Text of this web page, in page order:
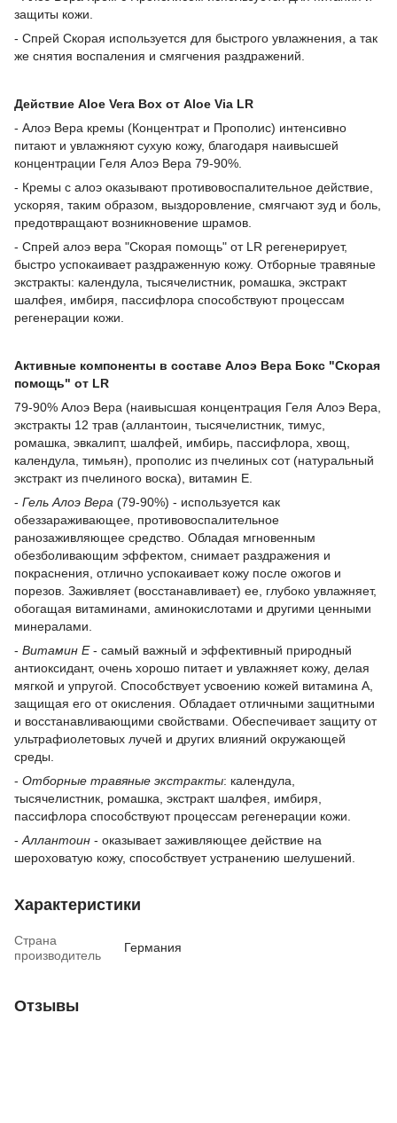
защиты кожи.
- Спрей Скорая используется для быстрого увлажнения, а так
же снятия воспаления и смягчения раздражений.
Действие Aloe Vera Box от Aloe Via LR
- Алоэ Вера кремы (Концентрат и Прополис) интенсивно
питают и увлажняют сухую кожу, благодаря наивысшей
концентрации Геля Алоэ Вера 79-90%.
- Кремы с алоэ оказывают противовоспалительное действие,
ускоряя, таким образом, выздоровление, смягчают зуд и боль,
предотвращают возникновение шрамов.
- Спрей алоэ вера "Скорая помощь" от LR регенерирует,
быстро успокаивает раздраженную кожу. Отборные травяные
экстракты: календула, тысячелистник, ромашка, экстракт
шалфея, имбиря, пассифлора способствуют процессам
регенерации кожи.
Активные компоненты в составе Алоэ Вера Бокс "Скорая
помощь" от LR
79-90% Алоэ Вера (наивысшая концентрация Геля Алоэ Вера,
экстракты 12 трав (аллантоин, тысячелистник, тимус,
ромашка, эвкалипт, шалфей, имбирь, пассифлора, хвощ,
календула, тимьян), прополис из пчелиных сот (натуральный
экстракт из пчелиного воска), витамин Е.
- Гель Алоэ Вера (79-90%) - используется как
обеззараживающее, противовоспалительное
ранозаживляющее средство. Обладая мгновенным
обезболивающим эффектом, снимает раздражения и
покраснения, отлично успокаивает кожу после ожогов и
порезов. Заживляет (восстанавливает) ее, глубоко увлажняет,
обогащая витаминами, аминокислотами и другими ценными
минералами.
- Витамин Е- самый важный и эффективный природный
антиоксидант, очень хорошо питает и увлажняет кожу, делая
мягкой и упругой. Способствует усвоению кожей витамина А,
защищая его от окисления. Обладает отличными защитными
и восстанавливающими свойствами. Обеспечивает защиту от
ультрафиолетовых лучей и других влияний окружающей
среды.
- Отборные травяные экстракты: календула,
тысячелистник, ромашка, экстракт шалфея, имбиря,
пассифлора способствуют процессам регенерации кожи.
- Аллантоин - оказывает заживляющее действие на
шероховатую кожу, способствует устранению шелушений.
Характеристики
Страна
производитель
Германия
Отзывы